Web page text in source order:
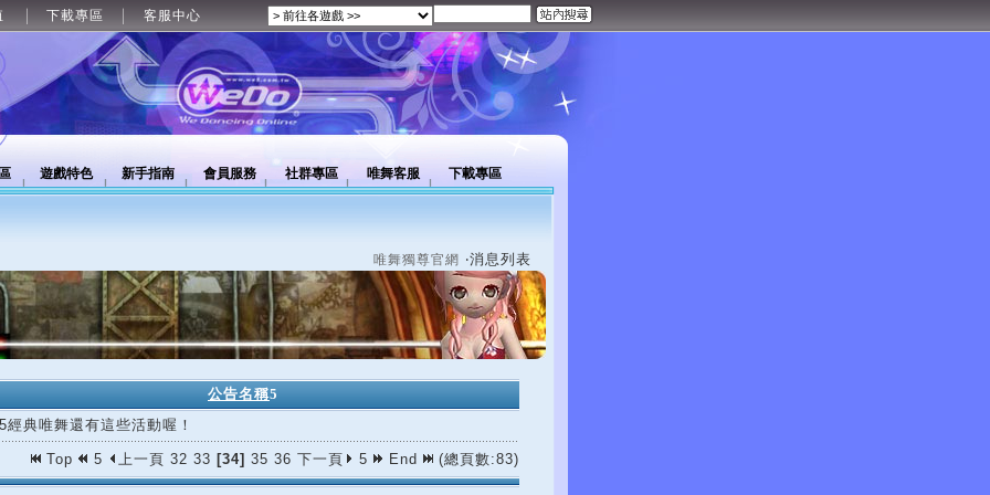
下載專區 客服中心
遊戲特色 新手指南 會員服務 社群專區 唯舞客服 下載專區
唯舞獨尊官網 ‧消息列表
公告名稱5
經典唯舞還有這些活動喔！
Top 5 上一頁 32 33 [34] 35 36 下一頁 5 End (總頁數:83)